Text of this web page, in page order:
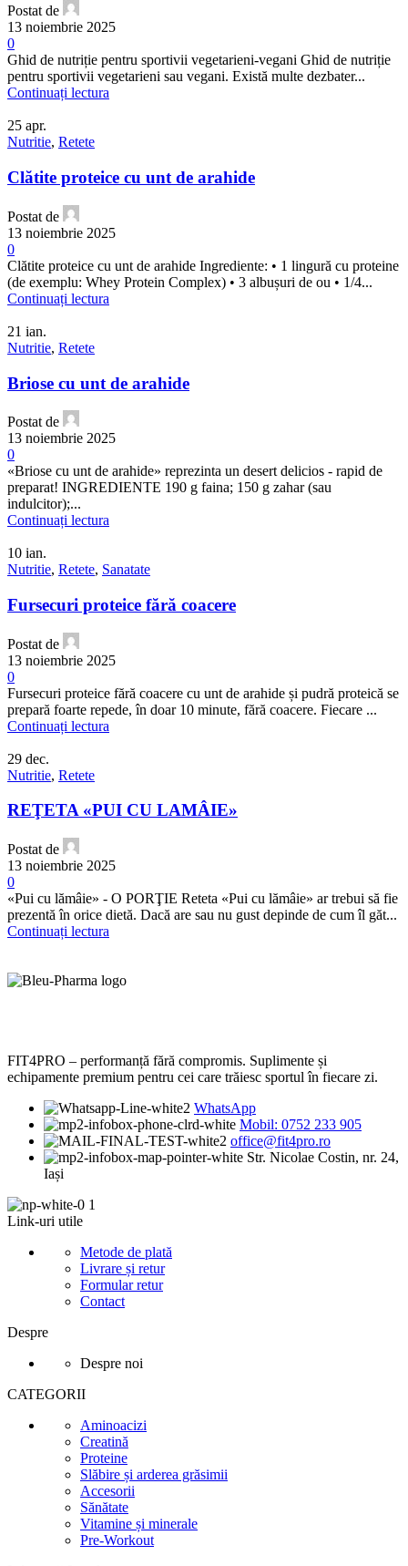
Postat de
13 noiembrie 2025
0
Ghid de nutriție pentru sportivii vegetarieni-vegani Ghid de nutriție
pentru sportivii vegetarieni sau vegani. Există multe dezbater...
Continuați lectura
25 apr.
Nutritie, Retete
Clătite proteice cu unt de arahide
Postat de
13 noiembrie 2025
0
Clătite proteice cu unt de arahide Ingrediente: • 1 lingură cu proteine
(de exemplu: Whey Protein Complex) • 3 albușuri de ou • 1/4...
Continuați lectura
21 ian.
Nutritie, Retete
Briose cu unt de arahide
Postat de
13 noiembrie 2025
0
«Briose cu unt de arahide» reprezinta un desert delicios - rapid de
preparat! INGREDIENTE 190 g faina; 150 g zahar (sau
indulcitor);...
Continuați lectura
10 ian.
Nutritie, Retete, Sanatate
Fursecuri proteice fără coacere
Postat de
13 noiembrie 2025
0
Fursecuri proteice fără coacere cu unt de arahide și pudră proteică se
prepară foarte repede, în doar 10 minute, fără coacere. Fiecare ...
Continuați lectura
29 dec.
Nutritie, Retete
REŢETA «PUI CU LAMÂIE»
Postat de
13 noiembrie 2025
0
«Pui cu lămâie» - O PORŢIE Reteta «Pui cu lămâie» ar trebui să fie
prezentă în orice dietă. Dacă are sau nu gust depinde de cum îl găt...
Continuați lectura
FIT4PRO – performanță fără compromis. Suplimente și
echipamente premium pentru cei care trăiesc sportul în fiecare zi.
WhatsApp
Mobil: 0752 233 905
office@fit4pro.ro
Str. Nicolae Costin, nr. 24,
Iași
Link-uri utile
Metode de plată
Livrare și retur
Formular retur
Contact
Despre
Despre noi
CATEGORII
Aminoacizi
Creatină
Proteine
Slăbire și arderea grăsimii
Accesorii
Sănătate
Vitamine și minerale
Pre-Workout